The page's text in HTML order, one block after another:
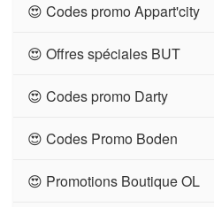
😍 Codes promo Appart'city
😍 Offres spéciales BUT
😍 Codes promo Darty
😍 Codes Promo Boden
😍 Promotions Boutique OL